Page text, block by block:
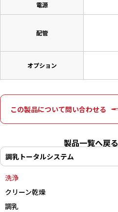
調乳トータルシステム
洗浄
クリーン乾燥
調乳
電源
配管
オプション
この製品について問い合わせる
製品一覧へ戻る